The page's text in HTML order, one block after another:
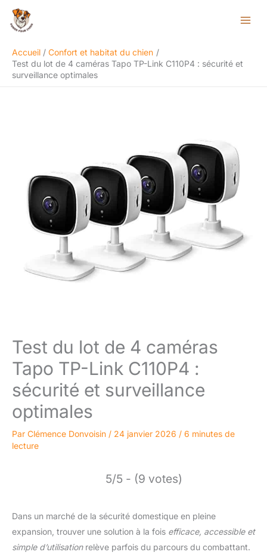
Aller
Accueil
Confort et habitat du chien
Test du lot de 4 caméras Tapo TP-Link C110P4 : sécurité et
surveillance optimales
Test du lot de 4 caméras
Tapo TP-Link C110P4 :
sécurité et surveillance
optimales
Par Clémence Donvoisin / 24 janvier 2026 / 6 minutes de
lecture
5/5 - (9 votes)
Dans un marché de la sécurité domestique en pleine
expansion, trouver une solution à la fois efficace, accessible et
simple d’utilisationrelève parfois du parcours du combattant.
Rechercher